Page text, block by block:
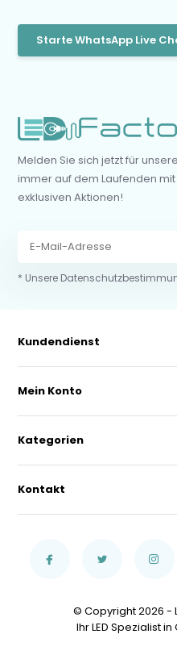
Starte WhatsApp Live
Melden Sie sich jetzt für
immer auf dem Laufenden
exklusiven Aktionen!
* Unsere
Kundendienst
Mein Konto
Kategorien
Kontakt
© Copyright 2026 -
Ihr LED Spezialist